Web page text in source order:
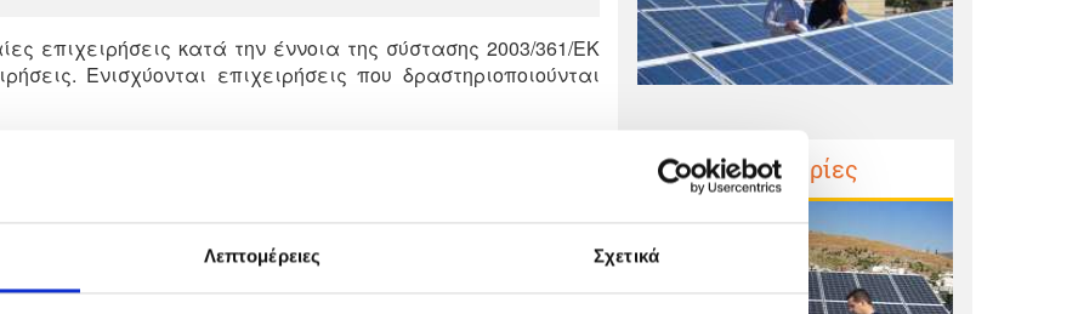
Λεπτομέρειες Σχετικά
επιχειρήσεις κατά την έννοια της σύστασης 2003/361/ΕΚ
Ενισχύονται επιχειρήσεις που δραστηριοποιούνται
διάφορα ζώα
Μαρτυρίες